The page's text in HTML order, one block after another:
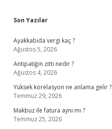
Sidebar
Son Yazılar
Ayakkabıda vergi kaç ?
Ağustos 5, 2026
Antipatiğin zıttı nedir ?
Ağustos 4, 2026
Yüksek korelasyon ne anlama gelir ?
Temmuz 29, 2026
Makbuz ile fatura aynı mı ?
Temmuz 25, 2026